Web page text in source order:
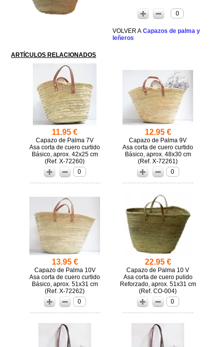
0
Capazos de palma y
leñeros
ARTÍCULOS RELACIONADOS
11.95 €
Capazo de Palma 7V
Asa corta de cuero curtido
Básico, aprox. 42x25 cm
(
X-72260)
0
12.95 €
Capazo de Palma 9V
Asa corta de cuero curtido
Básico, aprox. 48x30 cm
(
X-72261)
0
13.95 €
Capazo de Palma 10V
Asa corta de cuero curtido
Básico, aprox. 51x31 cm
(
X-72262)
0
22.95 €
Capazo de Palma 10 V
Asa corta de cuero pulido
Reforzado, aprox. 51x31 cm
(
CO-004)
0